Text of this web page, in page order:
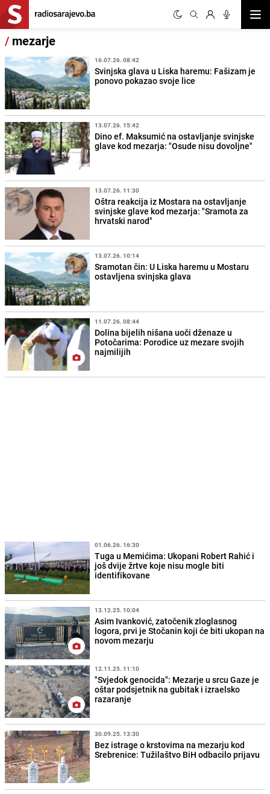
/ mezarje
16.07.26. 08:42
Svinjska glava u Liska haremu: Fašizam je
ponovo pokazao svoje lice
13.07.26. 15:42
Dino ef. Maksumić na ostavljanje svinjske
glave kod mezarja: "Osude nisu dovoljne"
13.07.26. 11:30
Oštra reakcija iz Mostara na ostavljanje
svinjske glave kod mezarja: "Sramota za
hrvatski narod"
13.07.26. 10:14
Sramotan čin: U Liska haremu u Mostaru
ostavljena svinjska glava
11.07.26. 08:44
Dolina bijelih nišana uoči dženaze u
Potočarima: Porodice uz mezare svojih
najmilijih
01.06.26. 16:30
Tuga u Memićima: Ukopani Robert Rahić i
još dvije žrtve koje nisu mogle biti
identifikovane
13.12.25. 10:04
Asim Ivanković, zatočenik zloglasnog
logora, prvi je Stočanin koji će biti ukopan na
novom mezarju
12.11.25. 11:10
"Svjedok genocida": Mezarje u srcu Gaze je
oštar podsjetnik na gubitak i izraelsko
razaranje
30.09.25. 13:30
Bez istrage o krstovima na mezarju kod
Srebrenice: Tužilaštvo BiH odbacilo prijavu